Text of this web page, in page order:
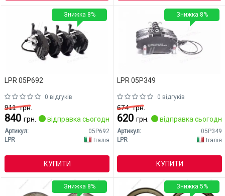
LPR 05P692
0 відгуків
911грн.
840 грн. відправка сьогодні
Артикул:
05P692
LPR
Італія
КУПИТИ
Знижка 8%
LPR 05P349
0 відгуків
674грн.
620 грн. відправка сьогодні
Артикул:
05P349
LPR
Італія
КУПИТИ
Знижка 8%
Знижка 8% Знижка 5%